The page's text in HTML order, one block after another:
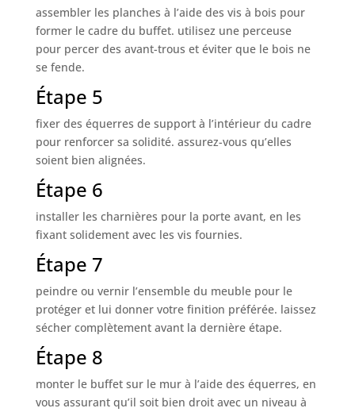
assembler les planches à l’aide des vis à bois pour
former le cadre du buffet. utilisez une perceuse
pour percer des avant-trous et éviter que le bois ne
se fende.
Étape 5
fixer des équerres de support à l’intérieur du cadre
pour renforcer sa solidité. assurez-vous qu’elles
soient bien alignées.
Étape 6
installer les charnières pour la porte avant, en les
fixant solidement avec les vis fournies.
Étape 7
peindre ou vernir l’ensemble du meuble pour le
protéger et lui donner votre finition préférée. laissez
sécher complètement avant la dernière étape.
Étape 8
monter le buffet sur le mur à l’aide des équerres, en
vous assurant qu’il soit bien droit avec un niveau à